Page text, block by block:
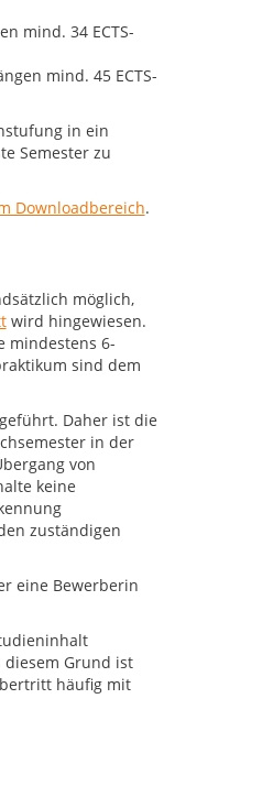
mind. 34 ECTS-
mind. 45 ECTS-
in ein
Semester zu
Downloadbereich.
möglich,
wird hingewiesen.
mindestens 6-
sind dem
Daher ist die
in der
von
keine
zuständigen
eine Bewerberin
Grund ist
häufig mit